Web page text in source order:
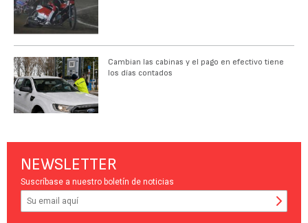
Cambian las cabinas y el pago en efectivo tiene
los días contados
NEWSLETTER
Suscríbase a nuestro boletín de noticias